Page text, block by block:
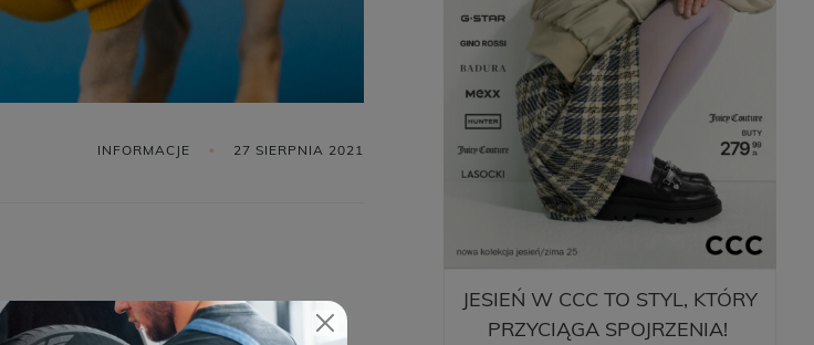
INFORMACJE
27 SIERPNIA 2021
bezdomnym zwierzętom z
JESIEŃ W CCC TO STYL, KTÓRY
PRZYCIĄGA SPOJRZENIA!